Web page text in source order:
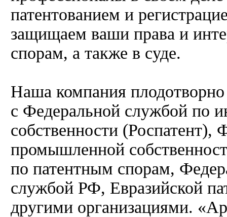
патентованием и
защищаем ваши права и
спорам, а также в суде.
Наша компания плодотворно
с Федеральной службой по
собственности
промышленной
по патентным спорам,
службой РФ, Евразийской
другими организациями.